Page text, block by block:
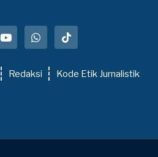
Redaksi Kode Etik Jurnalistik